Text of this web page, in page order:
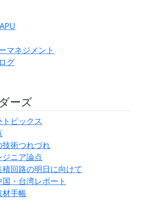
マネジメント
グ
ーズ
ピックス
術つれづれ
ニア論点
回路の明日に向けて
・台湾レポート
手帳